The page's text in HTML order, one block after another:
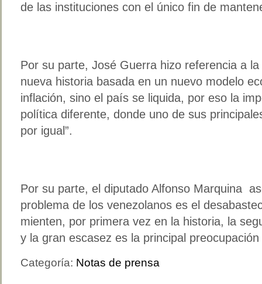
de las instituciones con el único fin de
Por su parte, José Guerra hizo referencia a
nueva historia basada en un nuevo modelo
inflación, sino el país se liquida, por eso la
política diferente, donde uno de sus
por igual”.
Por su parte, el diputado Alfonso Marquina
problema de los venezolanos es el
mienten, por primera vez en la historia, la
y la gran escasez es la principal
Categoría: Notas de prensa